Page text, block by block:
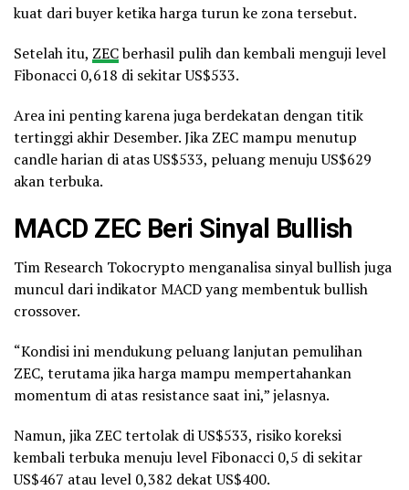
kuat dari buyer ketika harga turun ke zona tersebut.
Setelah itu, ZECberhasil pulih dan kembali menguji level
Fibonacci 0,618 di sekitar US$533.
Area ini penting karena juga berdekatan dengan titik
tertinggi akhir Desember. Jika ZEC mampu menutup
candle harian di atas US$533, peluang menuju US$629
akan terbuka.
MACD ZEC Beri Sinyal Bullish
Tim Research Tokocrypto menganalisa sinyal bullish juga
muncul dari indikator MACD yang membentuk bullish
crossover.
“Kondisi ini mendukung peluang lanjutan pemulihan
ZEC, terutama jika harga mampu mempertahankan
momentum di atas resistance saat ini,” jelasnya.
Namun, jika ZEC tertolak di US$533, risiko koreksi
kembali terbuka menuju level Fibonacci 0,5 di sekitar
US$467 atau level 0,382 dekat US$400.